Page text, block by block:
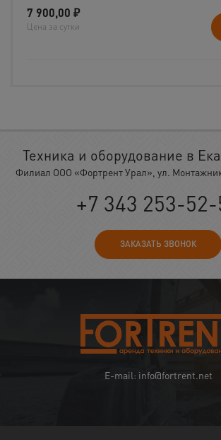
7 900,00 ₽
Цена за сутки
Техника и оборудование в
Филиал ООО «Фортрент Урал», ул.
+7 343 253-
ЗАКАЗАТЬ ЗВОНОК
E-mail: info@fortrent.net